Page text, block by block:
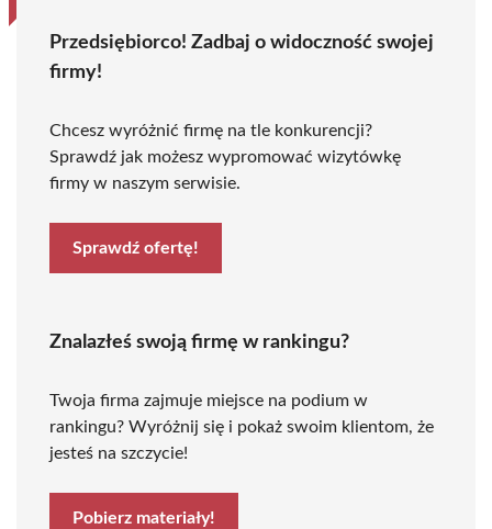
Przedsiębiorco! Zadbaj o widoczność swojej
firmy!
Chcesz wyróżnić firmę na tle konkurencji?
Sprawdź jak możesz wypromować wizytówkę
firmy w naszym serwisie.
Sprawdź ofertę!
Znalazłeś swoją firmę w rankingu?
Twoja firma zajmuje miejsce na podium w
rankingu? Wyróżnij się i pokaż swoim klientom, że
jesteś na szczycie!
Pobierz materiały!